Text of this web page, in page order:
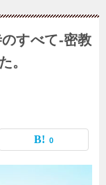
すべて-密教
。
0